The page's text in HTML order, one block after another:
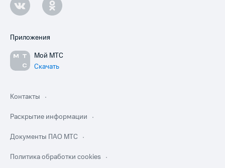
Приложения
Мой МТС
Скачать
Контакты
Раскрытие информации
Документы ПАО МТС
Политика обработки cookies